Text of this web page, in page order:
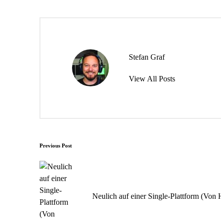
Stefan Graf
View All Posts
Post
navigation
Previous Post
Neulich auf einer Single-Plattform (Von